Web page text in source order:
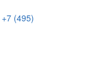
+7 (495)